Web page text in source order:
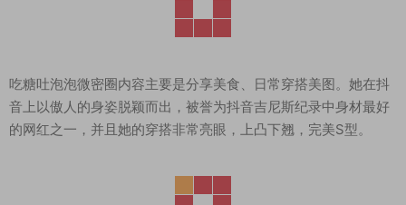
吃糖吐泡泡微密圈内容主要是分享美食、日常穿搭美图。她在抖
音上以傲人的身姿脱颖而出，被誉为抖音吉尼斯纪录中身材最好
的网红之一，并且她的穿搭非常亮眼，上凸下翘，完美S型。